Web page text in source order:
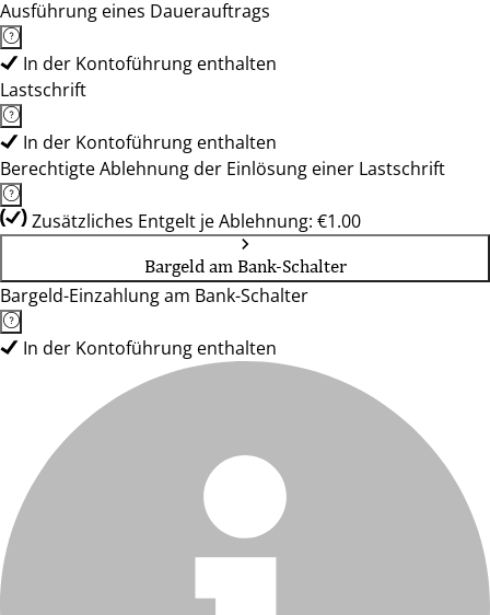
Ausführung eines Dauerauftrags
In der Kontoführung enthalten
Lastschrift
In der Kontoführung enthalten
Berechtigte Ablehnung der Einlösung einer Lastschrift
Zusätzliches Entgelt je Ablehnung: €1.00
Bargeld am Bank-Schalter
Bargeld-Einzahlung am Bank-Schalter
In der Kontoführung enthalten